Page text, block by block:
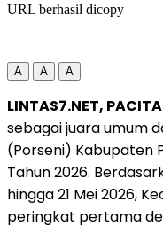
URL berhasil dicopy
A A A
LINTAS7.NET,
sebagai juara umum
(Porseni) Kabupaten
Tahun 2026.
hingga 21 Mei 2026,
peringkat pertama